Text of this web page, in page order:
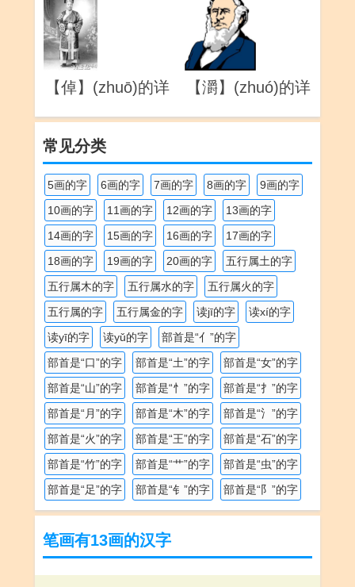
【倬】(zhuō)的详
【灂】(zhuó)的详
常见分类
5画的字 6画的字 7画的字 8画的字
9画的字
10画的字
11画的字 12画的字
13画的字
14画的字
15画的字 16画的字
17画的字
18画的字
19画的字 20画的字
五行属土的字
五行属木的字
五行属水的字
五行属火的字
五行属的字
五行属金的字 读jī的字
读xí的字
读yī的字
读yǔ的字
部首是“亻”的字
部首是“口”的字
部首是“土”的字
部首是“女”的字
部首是“山”的字
部首是“忄”的字
部首是“扌”的字
部首是“月”的字
部首是“木”的字
部首是“氵”的字
部首是“火”的字
部首是“王”的字
部首是“石”的字
部首是“竹”的字
部首是“艹”的字
部首是“虫”的字
部首是“足”的字
部首是“钅”的字 部首是“阝”的字
笔画有13画的汉字